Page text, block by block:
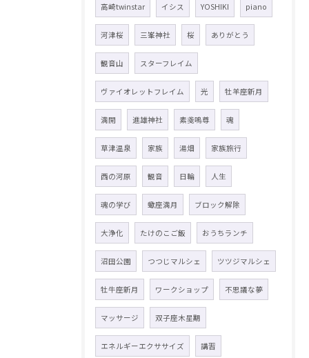
高崎twinstar イシス YOSHIKI piano
河津桜 三峯神社 桜 ありがとう
観音山 スターフレイム
ヴァイオレットフレイム 光 牡羊座新月
満開 進雄神社 素戔嗚尊 魂
草津温泉 家族 湯畑 家族旅行
西の河原 観音 日輪 人生
魂の学び 蠍座満月 ブロック解除
大浄化 たけのこご飯 おうちランチ
沼田公園 つつじマルシェ ツツジマルシェ
牡牛座新月 ワークショップ 不思議な夢
マッサージ 双子座木星期
エネルギーエクササイズ 講習